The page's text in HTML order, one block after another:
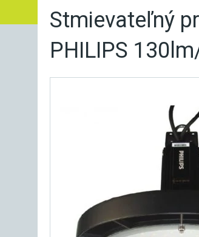
Stmievateľný
PHILIPS